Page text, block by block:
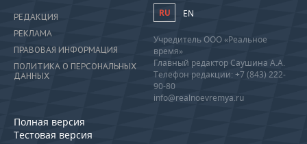
РЕДАКЦИЯ
РЕКЛАМА
ПРАВОВАЯ ИНФОРМАЦИЯ
ПОЛИТИКА О ПЕРСОНАЛЬНЫХ
ДАННЫХ
Полная версия
Тестовая версия
RU EN
Учредитель ООО «Реальное
время»
Главный редактор Саушина А.А.
Телефон редакции: +7 (843) 222-
90-80
info@realnoevremya.ru